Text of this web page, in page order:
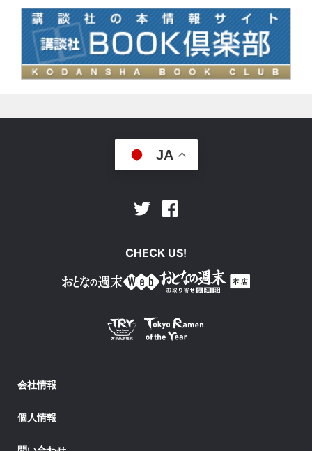
JA
Twitter
CHECK US!
会社情報
個人情報